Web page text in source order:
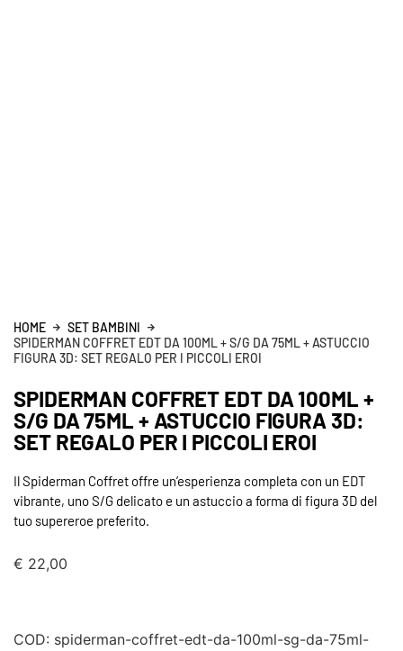
HOME
SET BAMBINI
SPIDERMAN COFFRET EDT DA 100ML + S/G DA 75ML + ASTUCCIO
FIGURA 3D: SET REGALO PER I PICCOLI EROI
SPIDERMAN COFFRET EDT DA 100ML +
S/G DA 75ML + ASTUCCIO FIGURA 3D:
SET REGALO PER I PICCOLI EROI
Il Spiderman Coffret offre un’esperienza completa con un EDT
vibrante, uno S/G delicato e un astuccio a forma di figura 3D del
tuo supereroe preferito.
€ 22,00
COD: spiderman-coffret-edt-da-100ml-sg-da-75ml-